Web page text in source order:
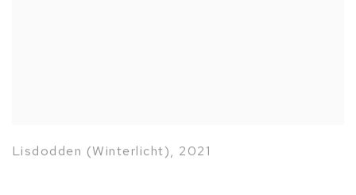
Lisdodden (Winterlicht), 2021